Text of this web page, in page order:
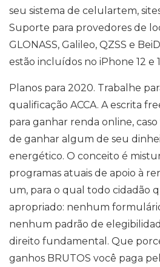
seu sistema de celulartem,
Suporte para provedores de
GLONASS, Galileo, QZSS e
estão incluídos no iPhone 12 e
Planos para 2020. Trabalhe
qualificação ACCA. A escrita
para ganhar renda online,
de ganhar algum de seu
energético. O conceito é
programas atuais de apoio à
um, para o qual todo cidadão
apropriado: nenhum
nenhum padrão de
direito fundamental. Que
ganhos BRUTOS você paga